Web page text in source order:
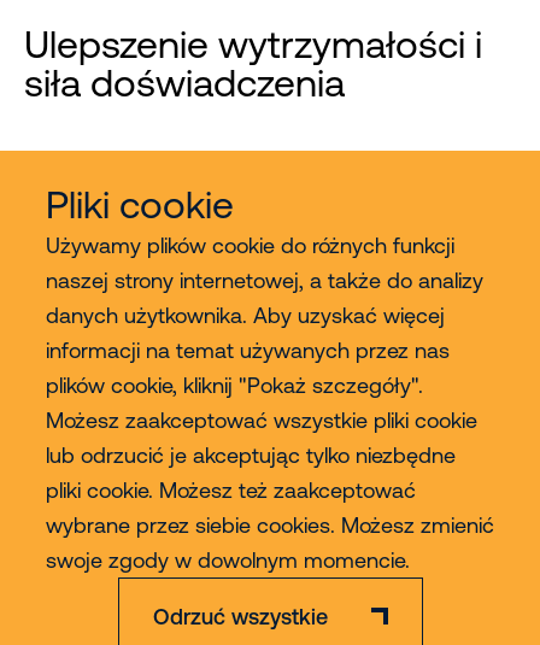
Pliki cookie
Używamy plików cookie do różnych funkcji
naszej strony internetowej, a także do analizy
danych użytkownika. Aby uzyskać więcej
informacji na temat używanych przez nas
plików cookie, kliknij "Pokaż szczegóły".
Możesz zaakceptować wszystkie pliki cookie
lub odrzucić je akceptując tylko niezbędne
pliki cookie. Możesz też zaakceptować
wybrane przez siebie cookies. Możesz zmienić
swoje zgody w dowolnym momencie.
Odrzuć wszystkie
Ulepszenie wytrzymałości i
siła doświadczenia
Usługi
Sprzedaż
Contact
Więcej